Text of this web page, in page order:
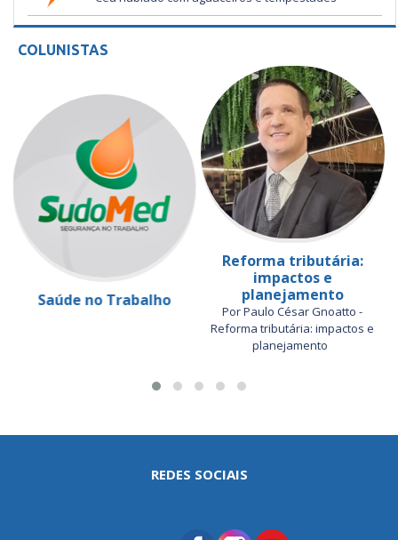
COLUNISTAS
Saúde no Trabalho
Reforma tributária:
impactos e
planejamento
Por Paulo César Gnoatto -
Reforma tributária: impactos e
planejamento
REDES SOCIAIS